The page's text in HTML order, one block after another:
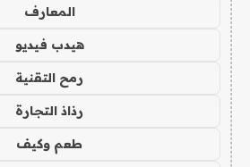
المعارف
هيدب فيديو
رمح التقنية
رذاذ التجارة
طعم وكيف